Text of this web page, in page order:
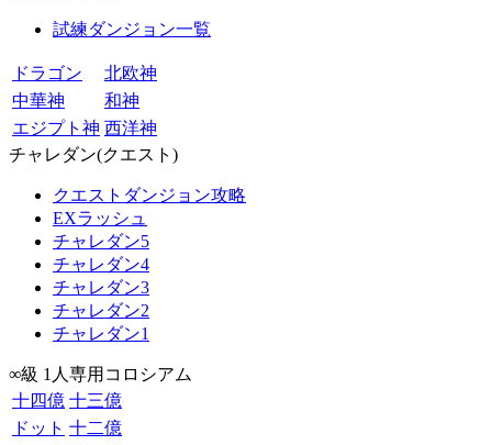
試練ダンジョン一覧
ドラゴン
北欧神
中華神
和神
エジプト神 西洋神
チャレダン(クエスト)
クエストダンジョン攻略
EXラッシュ
チャレダン5
チャレダン4
チャレダン3
チャレダン2
チャレダン1
∞級 1人専用コロシアム
十四億 十三億
ドット 十二億